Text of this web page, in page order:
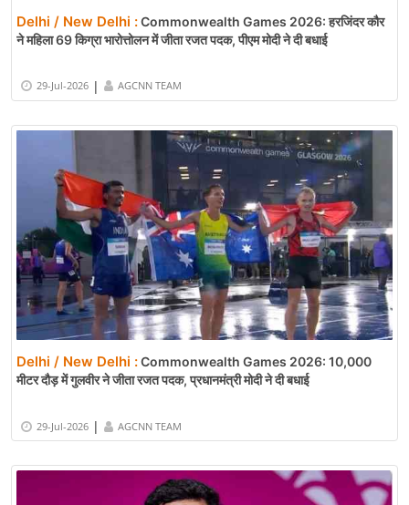
Delhi / New Delhi :Commonwealth Games 2026: हरजिंदर कौर
ने महिला 69 किग्रा भारोत्तोलन में जीता रजत पदक, पीएम मोदी ने दी बधाई
29-Jul-2026 | AGCNN TEAM
Delhi / New Delhi :Commonwealth Games 2026: 10,000
मीटर दौड़ में गुलवीर ने जीता रजत पदक, प्रधानमंत्री मोदी ने दी बधाई
29-Jul-2026 | AGCNN TEAM